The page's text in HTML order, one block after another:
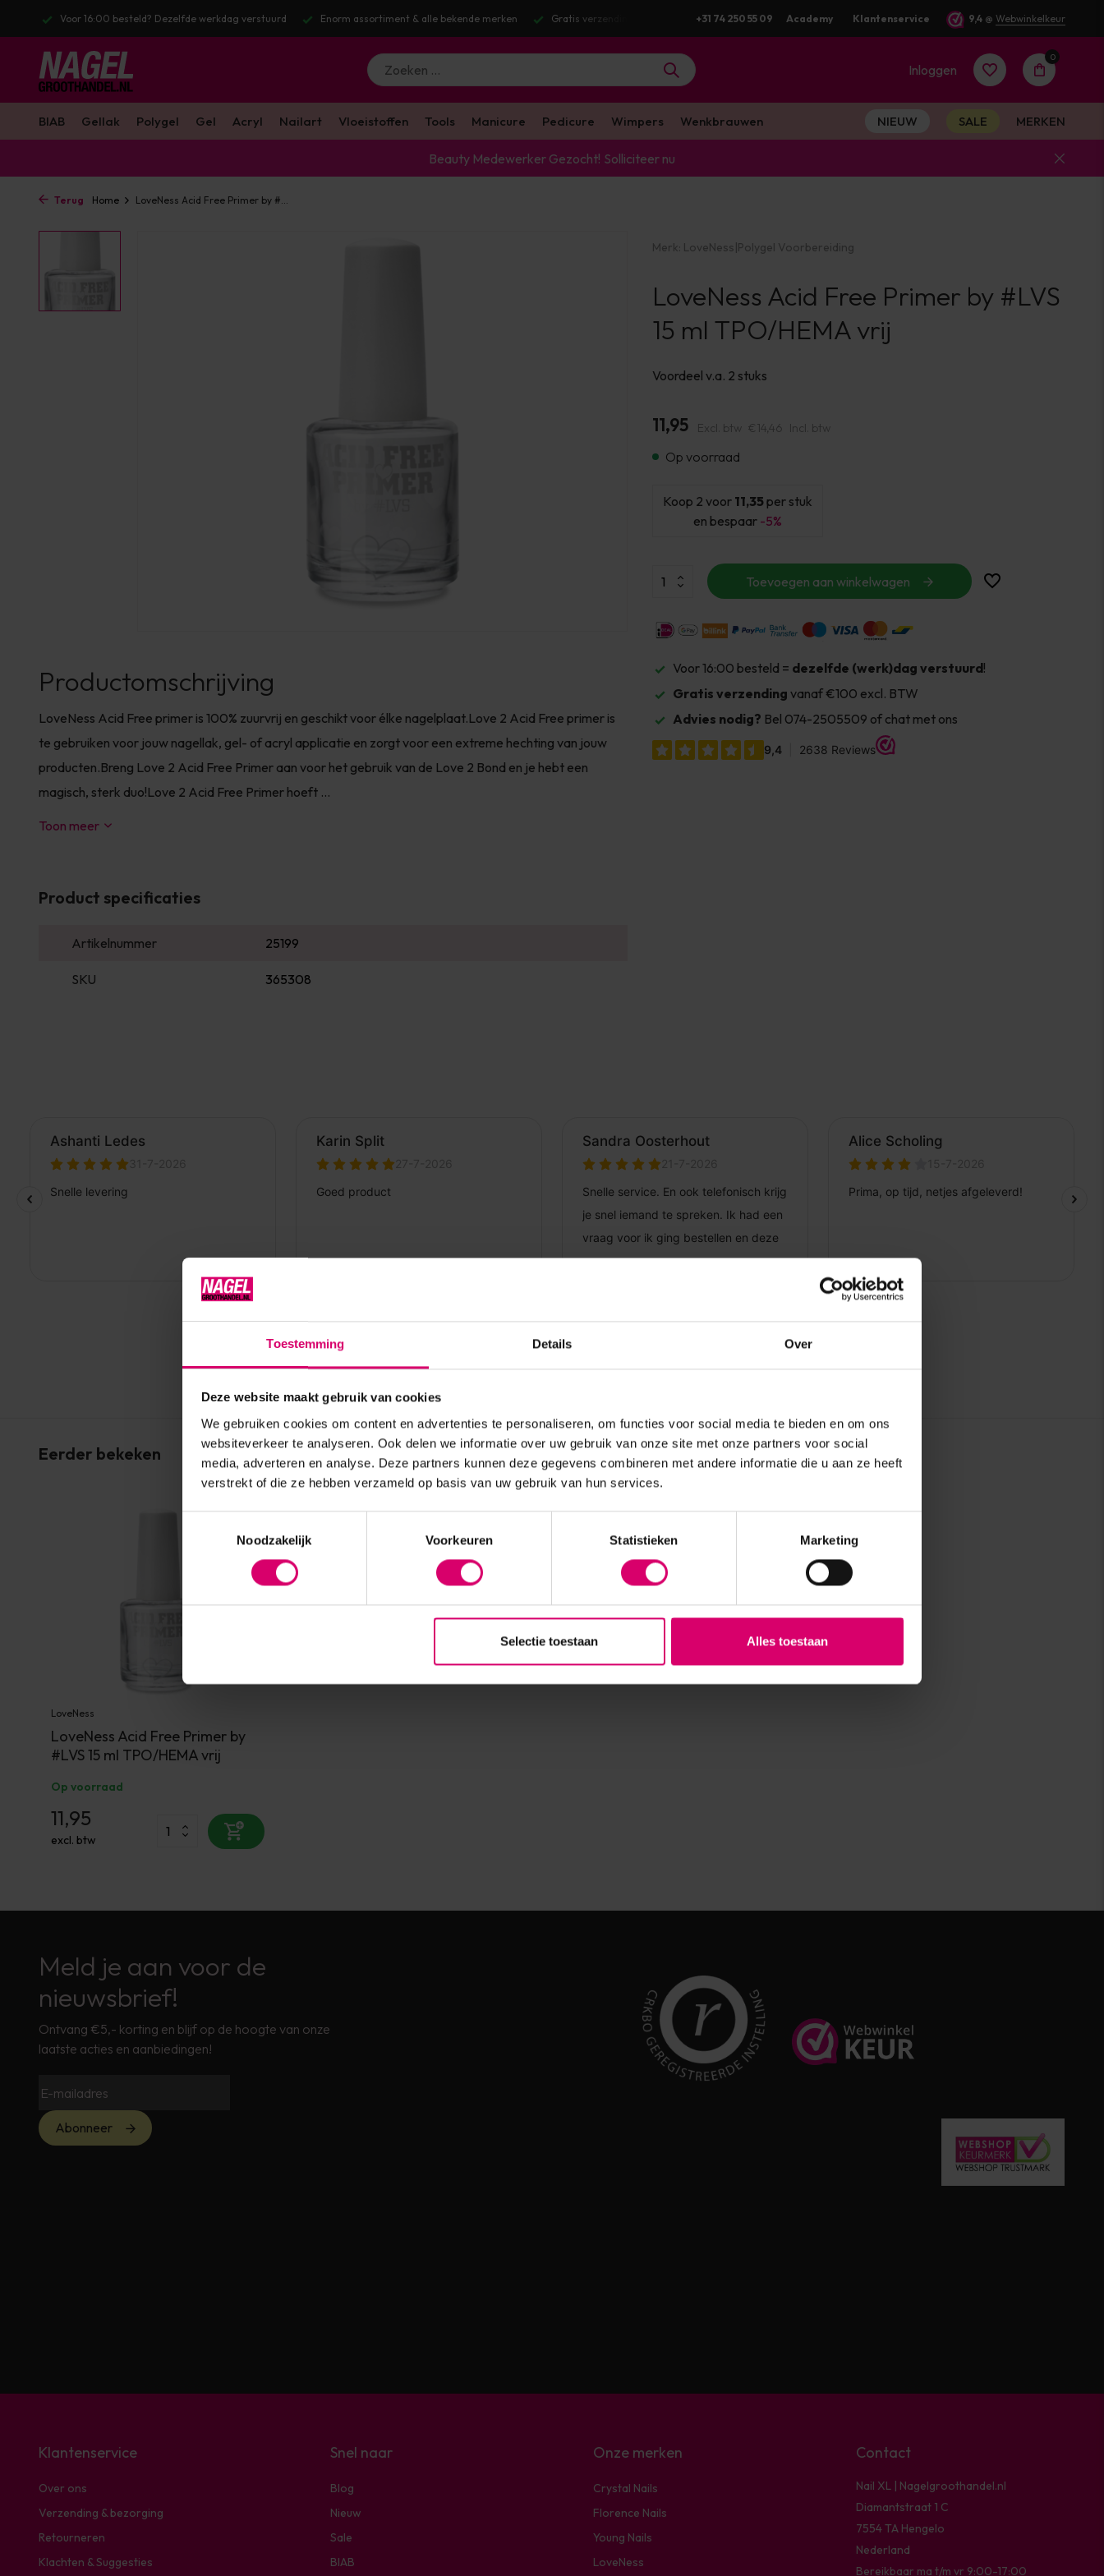
Toestemming Details Over
Deze website maakt gebruik van cookies
We gebruiken cookies om content en advertenties te personaliseren, om functies voor social media te bieden en om ons
websiteverkeer te analyseren. Ook delen we informatie over uw gebruik van onze site met onze partners voor social
media, adverteren en analyse. Deze partners kunnen deze gegevens combineren met andere informatie die u aan ze heeft
verstrekt of die ze hebben verzameld op basis van uw gebruik van hun services.
Noodzakelijk
Voorkeuren Statistieken Marketing
Selectie toestaan Alles toestaan
Dezelfde werkdag verstuurd Enorm assortiment & alle bekende merken Gratis verzending v.a. €100 excl. BTW Voor 16:00 besteld? Dezelfde werkdag verstuurd
+31 74 250 55 09 Academy Klantenservice 9,4 @ Webwinkelkeur
Inloggen
Account
aanmaken
0
BIAB Gellak Polygel Gel Acryl Nailart Vloeistoffen Tools Manicure Pedicure Wimpers Wenkbrauwen NIEUW SALE MERKEN
Beauty Medewerker Gezocht! Solliciteer nu
Terug Home LoveNess Acid Free Primer by #...
Productomschrijving
LoveNess Acid Free primer is 100% zuurvrij en geschikt voor élke nagelplaat.Love 2 Acid Free primer is
te gebruiken voor jouw nagellak, gel- of acryl applicatie en zorgt voor een extreme hechting van jouw
producten.Breng Love 2 Acid Free Primer aan voor het gebruik van de Love 2 Bond en je hebt een
magisch, sterk duo!Love 2 Acid Free Primer hoeft ...
Toon meer
Product specificaties
Artikelnummer 25199
SKU 365308
Merk: LoveNess|Polygel Voorbereiding
LoveNess Acid Free Primer by #LVS
15 ml TPO/HEMA vrij
Voordeel v.a. 2 stuks
11,95 Excl. btw €14,46 Incl. btw
Op voorraad
Koop 2 voor 11,35per stuk
en bespaar -5%
Toevoegen aan winkelwagen
Voor 16:00 besteld = dezelfde (werk)dag verstuurd!
Gratis verzending vanaf €100 excl. BTW
Advies nodig? Bel 074-2505509 of chat met ons
Eerder bekeken
LoveNess
LoveNess Acid Free Primer by
#LVS 15 ml TPO/HEMA vrij
Op voorraad
11,95
excl. btw
Meld je aan voor de
nieuwsbrief!
Ontvang €5,- korting en blijf op de hoogte van onze
laatste acties en aanbiedingen!
Abonneer
Klantenservice
Over ons
Verzending & bezorging
Retourneren
Klachten & Suggesties
Snel naar
Blog
Nieuw
Sale
BIAB
Onze merken
Crystal Nails
Florence Nails
Young Nails
LoveNess
Contact
Nail XL | Nagelgroothandel.nl
Diamantstraat 1 C
7554 TA Hengelo
Nederland
Bereikbaar ma t/m vr 9:00-17:00